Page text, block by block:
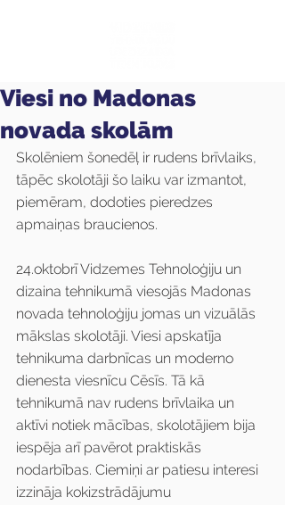
Viesi no Madonas
novada skolām
Skolēniem šonedēļ ir rudens brīvlaiks,
tāpēc skolotāji šo laiku var izmantot,
piemēram, dodoties pieredzes
apmaiņas braucienos.
24.oktobrī Vidzemes Tehnoloģiju un
dizaina tehnikumā viesojās Madonas
novada tehnoloģiju jomas un vizuālās
mākslas skolotāji. Viesi apskatīja
tehnikuma darbnīcas un moderno
dienesta viesnīcu Cēsīs. Tā kā
tehnikumā nav rudens brīvlaika un
aktīvi notiek mācības, skolotājiem bija
iespēja arī pavērot praktiskās
nodarbības. Ciemiņi ar patiesu interesi
izzināja kokizstrādājumu